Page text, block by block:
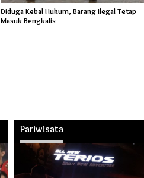
Diduga Kebal Hukum, Barang Ilegal Tetap
Masuk Bengkalis
Pariwisata